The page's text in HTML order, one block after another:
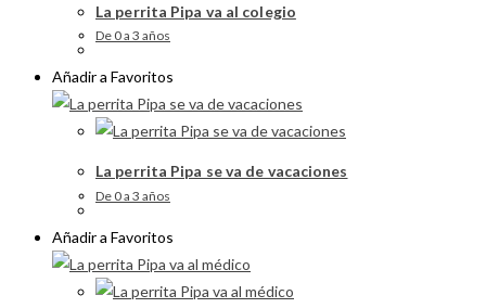
La perrita Pipa va al colegio
De 0 a 3 años
Añadir a Favoritos
La perrita Pipa se va de vacaciones
De 0 a 3 años
Añadir a Favoritos